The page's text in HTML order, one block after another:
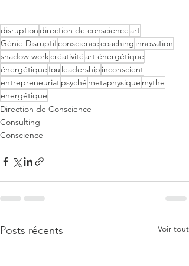
disruptiondirection de conscience art
Génie Disruptifconsciencecoaching innovation
shadow workcréativité art énergétique
énergétiquefou leadership inconscient
entrepreneuriatpsyché metaphysique mythe
energétique
Direction de Conscience
Consulting
Conscience
Posts récents Voir tout